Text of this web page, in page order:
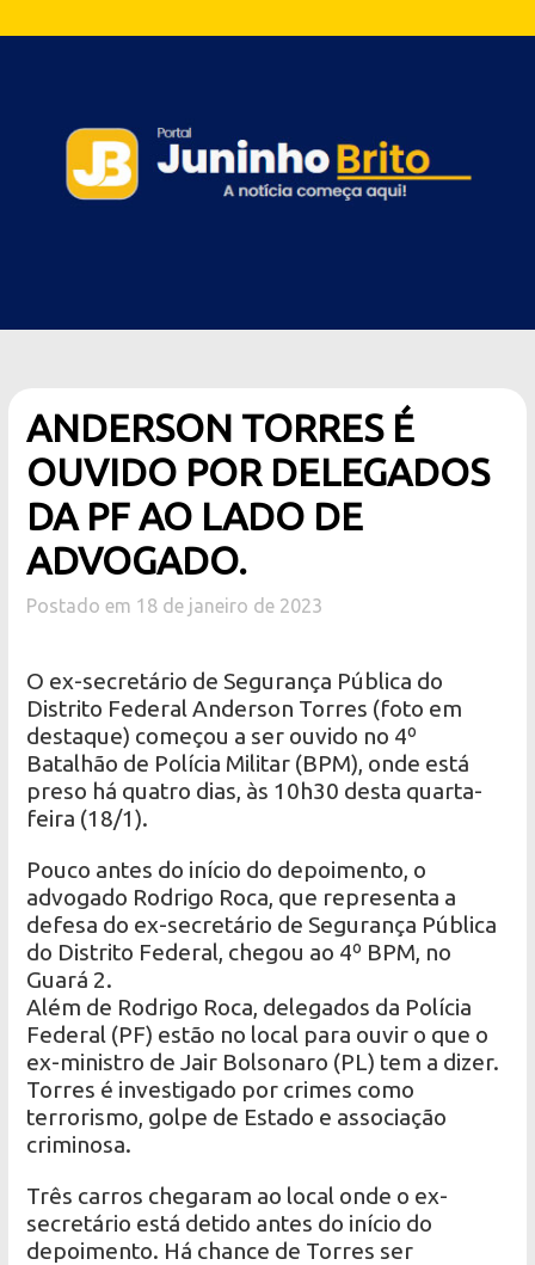
ANDERSON TORRES É
OUVIDO POR DELEGADOS
DA PF AO LADO DE
ADVOGADO.
Postado em 18 de janeiro de 2023
O ex-secretário de Segurança Pública do
Distrito Federal Anderson Torres (foto em
destaque) começou a ser ouvido no 4º
Batalhão de Polícia Militar (BPM), onde está
preso há quatro dias, às 10h30 desta quarta-
feira (18/1).
Pouco antes do início do depoimento, o
advogado Rodrigo Roca, que representa a
defesa do ex-secretário de Segurança Pública
do Distrito Federal, chegou ao 4º BPM, no
Guará 2.
Além de Rodrigo Roca, delegados da Polícia
Federal (PF) estão no local para ouvir o que o
ex-ministro de Jair Bolsonaro (PL) tem a dizer.
Torres é investigado por crimes como
terrorismo, golpe de Estado e associação
criminosa.
Três carros chegaram ao local onde o ex-
secretário está detido antes do início do
depoimento. Há chance de Torres ser